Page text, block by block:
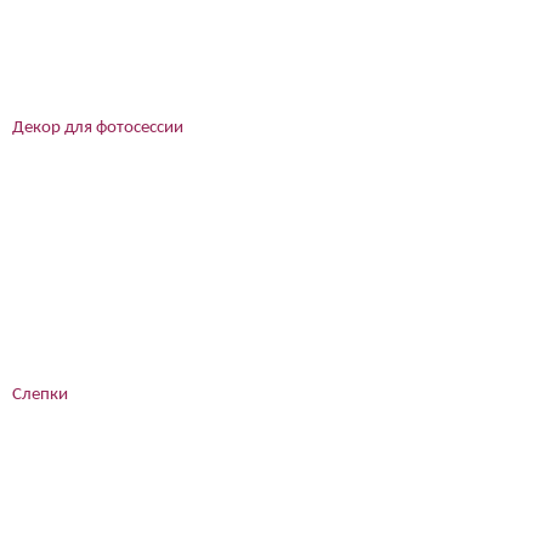
Декор для фотосессии
Слепки